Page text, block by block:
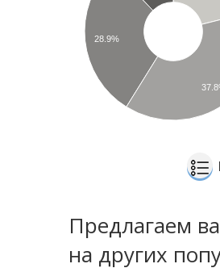
28.9%
Предлагаем
на других